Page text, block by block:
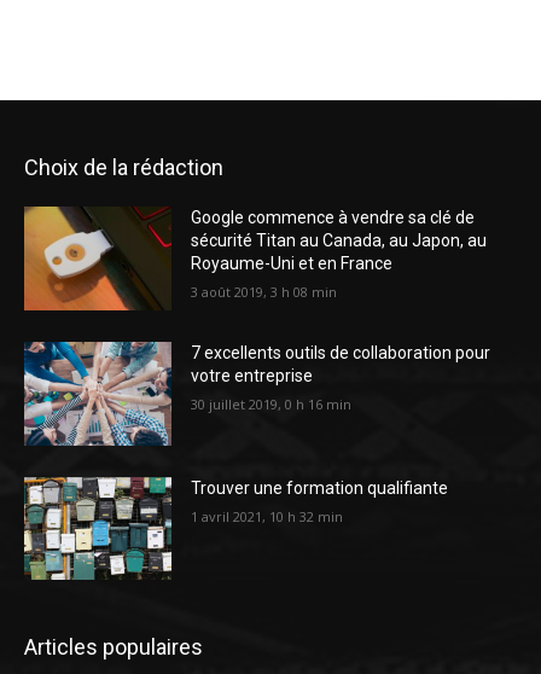
Choix de la rédaction
Google commence à vendre sa clé de
sécurité Titan au Canada, au Japon, au
Royaume-Uni et en France
3 août 2019, 3 h 08 min
7 excellents outils de collaboration pour
votre entreprise
30 juillet 2019, 0 h 16 min
Trouver une formation qualifiante
1 avril 2021, 10 h 32 min
Articles populaires